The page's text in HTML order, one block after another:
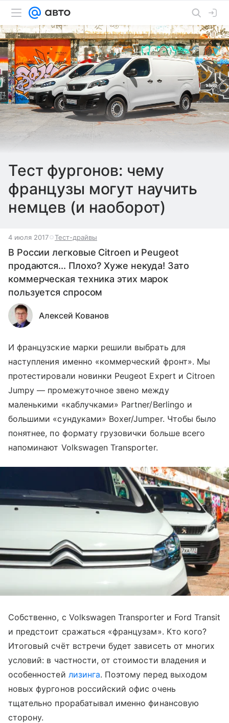
Тест фургонов: чему
французы могут научить
немцев (и наоборот)
4 июля 2017 Тест-драйвы
В России легковые Citroen и Peugeot
продаются... Плохо? Хуже некуда! Зато
коммерческая техника этих марок
пользуется спросом
Алексей Кованов
И французские марки решили выбрать для
наступления именно «коммерческий фронт». Мы
протестировали новинки Peugeot Expert и Citroen
Jumpy — промежуточное звено между
маленькими «каблучками» Partner/Berlingo и
большими «сундуками» Boxer/Jumper. Чтобы было
понятнее, по формату грузовички больше всего
напоминают Volkswagen Transporter.
Собственно, с Volkswagen Transporter и Ford Transit
и предстоит сражаться «французам». Кто кого?
Итоговый счёт встречи будет зависеть от многих
условий: в частности, от стоимости владения и
особенностей лизинга. Поэтому перед выходом
новых фургонов российский офис очень
тщательно прорабатывал именно финансовую
сторону.